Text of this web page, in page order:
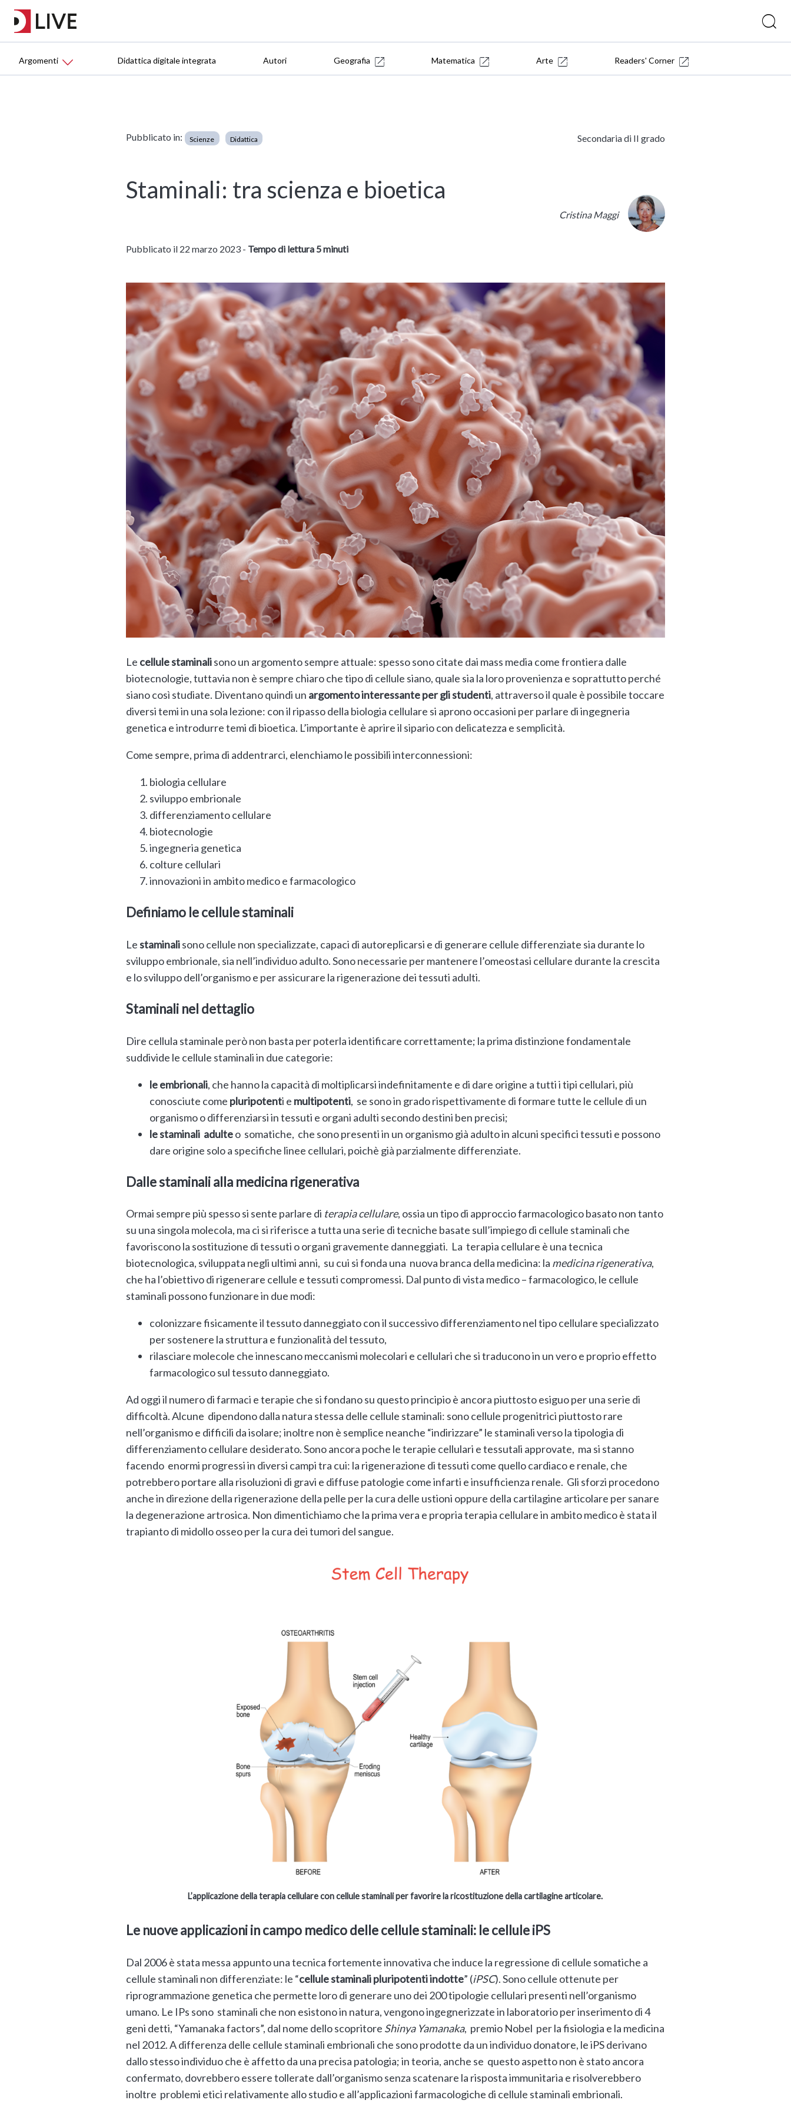
Argomenti Didattica digitale integrata Autori Geografia Matematica Arte Readers' Corner
Pubblicato in: Scienze Didattica Secondaria di II grado
Staminali: tra scienza e bioetica
Cristina Maggi
Pubblicato il 22 marzo 2023 - Tempo di lettura 5 minuti
Le cellule staminalisono un argomento sempre attuale: spesso sono citate dai mass media come frontiera dalle
biotecnologie, tuttavia non è sempre chiaro che tipo di cellule siano, quale sia la loro provenienza e soprattutto perché
siano così studiate. Diventano quindi un argomento interessante per gli studenti, attraverso il quale è possibile toccare
diversi temi in una sola lezione: con il ripasso della biologia cellulare si aprono occasioni per parlare di ingegneria
genetica e introdurre temi di bioetica. L’importante è aprire il sipario con delicatezza e semplicità.
Come sempre, prima di addentrarci, elenchiamo le possibili interconnessioni:
biologia cellulare
sviluppo embrionale
differenziamento cellulare
biotecnologie
ingegneria genetica
colture cellulari
innovazioni in ambito medico e farmacologico
Definiamo le cellule staminali
Lestaminalisono cellule non specializzate, capaci di autoreplicarsi e di generare cellule differenziate sia durante lo
sviluppo embrionale, sia nell’individuo adulto. Sono necessarie per mantenere l’omeostasi cellulare durante la crescita
e lo sviluppo dell’organismo e per assicurare la rigenerazione dei tessuti adulti.
Staminali nel dettaglio
Dire cellula staminale però non basta per poterla identificare correttamente; la prima distinzione fondamentale
suddivide le cellule staminali in due categorie:
le embrionali, che hanno la capacità di moltiplicarsi indefinitamente e di dare origine a tutti i tipi cellulari, più
conosciute come pluripotenti e multipotenti, se sono in grado rispettivamente di formare tutte le cellule di un
organismo o differenziarsi in tessuti e organi adulti secondo destini ben precisi;
le staminali adulteo somatiche, che sono presenti in un organismo già adulto in alcuni specifici tessuti e possono
dare origine solo a specifiche linee cellulari, poichè già parzialmente differenziate.
Dalle staminali alla medicina rigenerativa
Ormai sempre più spesso si sente parlare di terapia cellulare, ossia un tipo di approccio farmacologico basato non tanto
su una singola molecola, ma ci si riferisce a tutta una serie di tecniche basate sull’impiego di cellule staminali che
favoriscono la sostituzione di tessuti o organi gravemente danneggiati. La terapia cellulare è una tecnica
biotecnologica, sviluppata negli ultimi anni, su cui si fonda una nuova branca della medicina: la medicina rigenerativa,
che ha l’obiettivo di rigenerare cellule e tessuti compromessi. Dal punto di vista medico – farmacologico, le cellule
staminali possono funzionare in due modi:
colonizzare fisicamente il tessuto danneggiato con il successivo differenziamento nel tipo cellulare specializzato
per sostenere la struttura e funzionalità del tessuto,
rilasciare molecole che innescano meccanismi molecolari e cellulari che si traducono in un vero e proprio effetto
farmacologico sul tessuto danneggiato.
Ad oggi il numero di farmaci e terapie che si fondano su questo principio è ancora piuttosto esiguo per una serie di
difficoltà. Alcune dipendono dalla natura stessa delle cellule staminali: sono cellule progenitrici piuttosto rare
nell’organismo e difficili da isolare; inoltre non è semplice neanche “indirizzare” le staminali verso la tipologia di
differenziamento cellulare desiderato. Sono ancora poche le terapie cellulari e tessutali approvate, ma si stanno
facendo enormi progressi in diversi campi tra cui: la rigenerazione di tessuti come quello cardiaco e renale, che
potrebbero portare alla risoluzioni di gravi e diffuse patologie come infarti e insufficienza renale. Gli sforzi procedono
anche in direzione della rigenerazione della pelle per la cura delle ustioni oppure della cartilagine articolare per sanare
la degenerazione artrosica. Non dimentichiamo che la prima vera e propria terapia cellulare in ambito medico è stata il
trapianto di midollo osseo per la cura dei tumori del sangue.
L’applicazione della terapia cellulare con cellule staminali per favorire la ricostituzione della cartilagine articolare.
Le nuove applicazioni in campo medico delle cellule staminali: le cellule iPS
Dal 2006 è stata messa appunto una tecnica fortemente innovativa che induce la regressione di cellule somatiche a
cellule staminali non differenziate: le “cellule staminali pluripotenti indotte” (iPSC). Sono cellule ottenute per
riprogrammazione genetica che permette loro di generare uno dei 200 tipologie cellulari presenti nell’organismo
umano. Le IPs sono staminali che non esistono in natura, vengono ingegnerizzate in laboratorio per inserimento di 4
geni detti, “Yamanaka factors”, dal nome dello scopritore Shinya Yamanaka, premio Nobel per la fisiologia e la medicina
nel 2012. A differenza delle cellule staminali embrionali che sono prodotte da un individuo donatore, le iPS derivano
dallo stesso individuo che è affetto da una precisa patologia; in teoria, anche se questo aspetto non è stato ancora
confermato, dovrebbero essere tollerate dall’organismo senza scatenare la risposta immunitaria e risolverebbero
inoltre problemi etici relativamente allo studio e all’applicazioni farmacologiche di cellule staminali embrionali.